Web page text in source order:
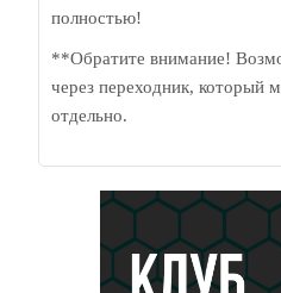
полностью!
**Обратите внимание!
через переходник, который
отдельно.